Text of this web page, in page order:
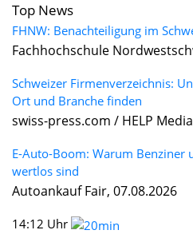
Top News
FHNW: Benachteiligung im
Fachhochschule
Schweizer Firmenverzeichnis:
Ort und Branche finden
swiss-press.com / HELP
E-Auto-Boom: Warum Benziner
wertlos sind
Autoankauf Fair, 07.08.2026
14:12 Uhr